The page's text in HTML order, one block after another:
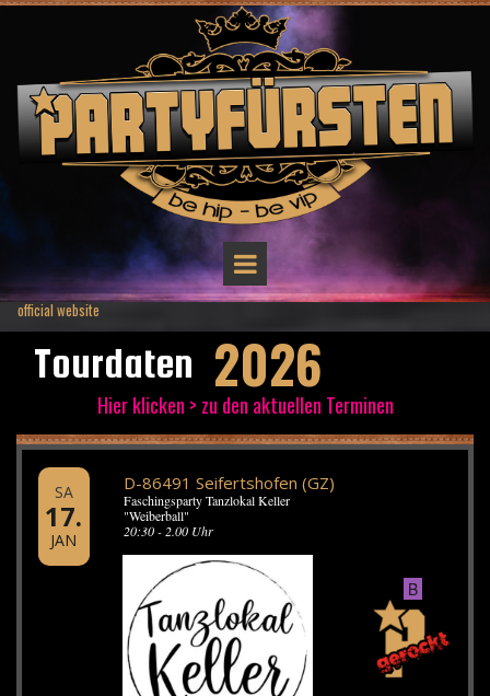
official website
Tourdaten 2026
Hier klicken > zu den aktuellen Terminen
SA
17.
JAN
D-86491 Seifertshofen (GZ)
Faschingsparty Tanzlokal Keller
"Weiberball"
20:30 - 2.00 Uhr
B